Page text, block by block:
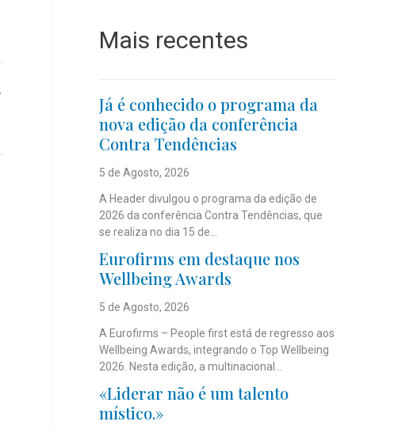
Mais recentes
Já é conhecido o programa da
nova edição da conferência
Contra Tendências
5 de Agosto, 2026
A Header divulgou o programa da edição de
2026 da conferência Contra Tendências, que
se realiza no dia 15 de...
Eurofirms em destaque nos
Wellbeing Awards
5 de Agosto, 2026
A Eurofirms – People first está de regresso aos
Wellbeing Awards, integrando o Top Wellbeing
2026. Nesta edição, a multinacional...
«Liderar não é um talento
místico.»